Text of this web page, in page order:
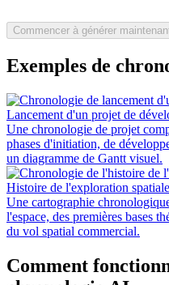
Commencer à générer
Exemples de
Lancement d'un projet de
Une chronologie de projet
phases d'initiation, de
un diagramme de Gantt visuel.
Histoire de l'exploration spatiale
Une cartographie
l'espace, des premières bases
du vol spatial commercial.
Comment